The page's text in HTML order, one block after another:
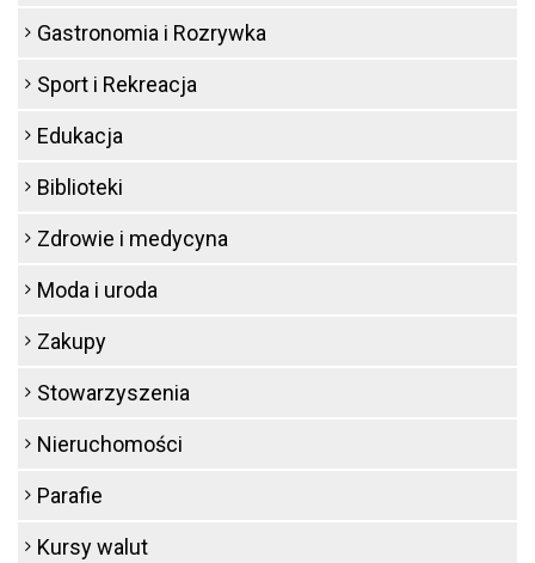
Gastronomia i Rozrywka
Sport i Rekreacja
Edukacja
Biblioteki
Zdrowie i medycyna
Moda i uroda
Zakupy
Stowarzyszenia
Nieruchomości
Parafie
Kursy walut